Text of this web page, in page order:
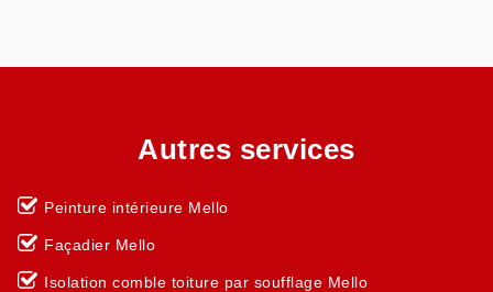
Autres services
Peinture intérieure Mello
Façadier Mello
Isolation comble toiture par soufflage Mello